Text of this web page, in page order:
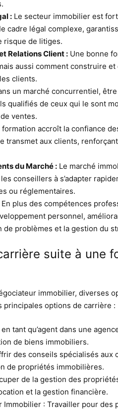
: Le secteur immobilier est
cadre légal complexe,
risque de litiges.
Relations Client : Une bonne
aussi comment construire
clients.
un marché concurrentiel,
qualifiés de ceux qui le sont
ventes.
formation accroît la confiance
transmet aux clients,
du Marché : Le marché
conseillers à s’adapter
ou réglementaires.
En plus des compétences
personnel,
problèmes et la gestion du
suite à une
immobilier, diverses
options de carrière :
tant qu’agent dans une
de biens immobiliers.
des conseils spécialisés aux
de propriétés immobilières.
de la gestion des
et la gestion financière.
: Travailler pour